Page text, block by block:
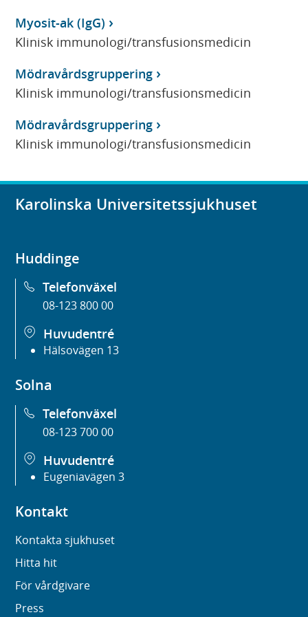
Myosit-ak (IgG)
Klinisk immunologi/transfusionsmedicin
Mödravårdsgruppering
Klinisk immunologi/transfusionsmedicin
Mödravårdsgruppering
Klinisk immunologi/transfusionsmedicin
Karolinska Universitetssjukhuset
Huddinge
Telefonväxel
08-123 800 00
Huvudentré
Hälsovägen 13
Solna
Telefonväxel
08-123 700 00
Huvudentré
Eugeniavägen 3
Kontakt
Kontakta sjukhuset
Hitta hit
För vårdgivare
Press